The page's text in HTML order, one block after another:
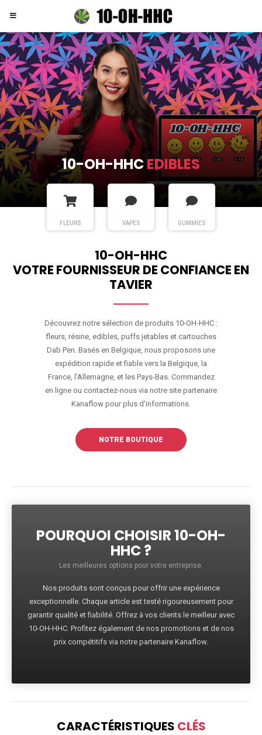
10-OH-HHCFLEURS
FLEURS VAPES GUMMIES
10-OH-HHC
VOTRE FOURNISSEUR DE CONFIANCE EN
TAVIER
Découvrez notre sélection de produits 10-OH-HHC :
fleurs, résine, edibles, puffs jetables et cartouches
Dab Pen. Basés en Belgique, nous proposons une
expédition rapide et fiable vers la Belgique, la
France, l'Allemagne, et les Pays-Bas. Commandez
en ligne ou contactez-nous via notre site partenaire
Kanaflow pour plus d'informations.
NOTRE BOUTIQUE
POURQUOI CHOISIR 10-OH-
HHC ?
Les meilleures options pour votre entreprise.
Nos produits sont conçus pour offrir une expérience
exceptionnelle. Chaque article est testé rigoureusement pour
garantir qualité et fiabilité. Offrez à vos clients le meilleur avec
10-OH-HHC. Profitez également de nos promotions et de nos
prix compétitifs via notre partenaire Kanaflow.
CARACTÉRISTIQUES CLÉS